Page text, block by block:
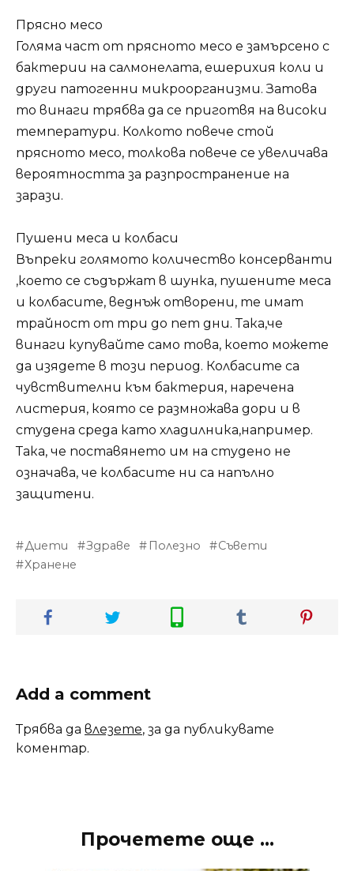
Прясно месо
Голяма част от прясното месо е замърсено с
бактерии на салмонелата, ешерихия коли и
други патогенни микроорганизми. Затова
то винаги трябва да се приготвя на високи
температури. Колкото повече стой
прясното месо, толкова повече се увеличава
вероятността за разпространение на
зарази.
Пушени меса и колбаси
Въпреки голямото количество консерванти
,което се съдържат в шунка, пушените меса
и колбасите, веднъж отворени, те имат
трайност от три до пет дни. Така,че
винаги купувайте само това, което можете
да изядете в този период. Колбасите са
чувствителни към бактерия, наречена
листерия, която се размножава дори и в
студена среда като хладилника,например.
Така, че поставянето им на студено не
означава, че колбасите ни са напълно
защитени.
Диети Здраве Полезно
Съвети
Хранене
Add a comment
Трябва да влезете, за да публикувате
коментар.
Прочетете още ...